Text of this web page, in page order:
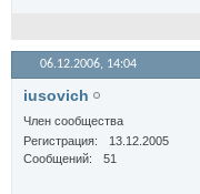
06.12.2006, 14:04
iusovich
Член сообщества
Регистрация
13.12.2005
Сообщений
51